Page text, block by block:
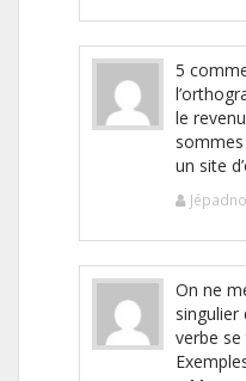
5
le
un site
On ne
singulier
verbe se